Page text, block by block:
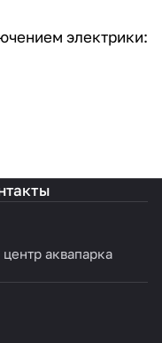
электрики:
аквапарка